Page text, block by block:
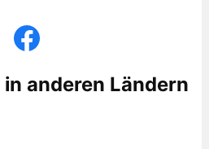
anderen Ländern